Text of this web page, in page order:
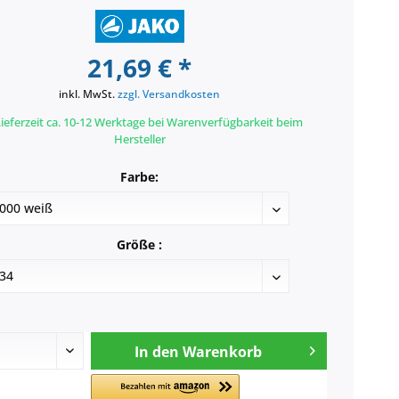
21,69 € *
inkl. MwSt.zzgl. Versandkosten
ca. 10-12 Werktage bei Warenverfügbarkeit beim
Hersteller
Farbe:
Größe :
In den Warenkorb